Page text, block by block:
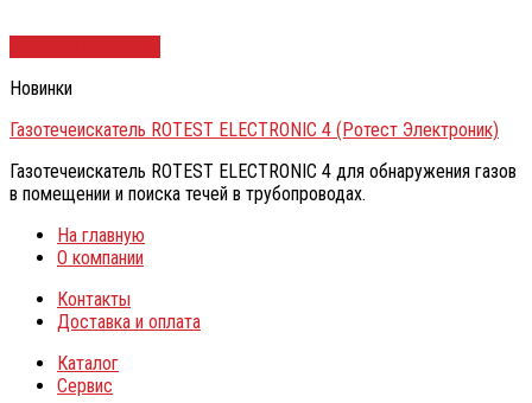
Новинки
Газотечеискатель ROTEST ELECTRONIC 4 (Ротест Электроник)
Газотечеискатель ROTEST ELECTRONIC 4 для обнаружения газов
в помещении и поиска течей в трубопроводах.
На главную
О компании
Контакты
Доставка и оплата
Каталог
Сервис